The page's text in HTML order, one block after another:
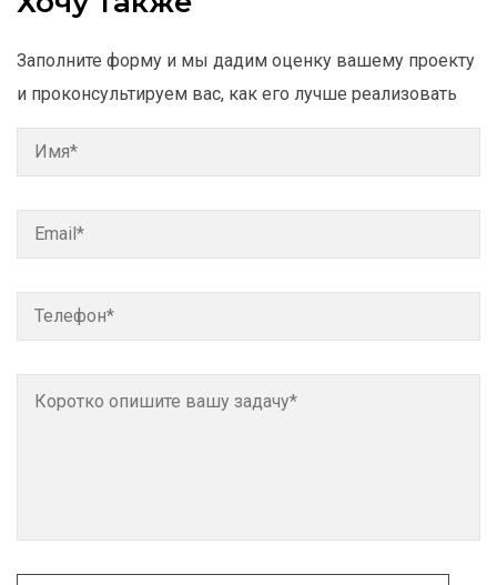
Заполните форму и мы дадим оценку вашему проекту
и проконсультируем вас, как его лучше реализовать